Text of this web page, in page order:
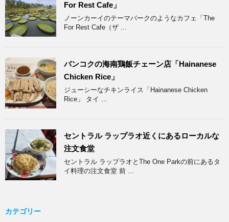
For Rest Cafe」
ノーンカーイのテーマパークのようなカフェ「The
For Rest Cafe（ザ ...
バンコクの海南鶏飯チェーン店「Hainanese
Chicken Rice」
ジューシーなチキンライス「Hainanese Chicken
Rice」 タイ ...
セントラル ラップラオ近くにあるローカルな
注文食堂
セントラル ラップラオとThe One Parkの前にあるタ
イ料理の注文食堂 前 ...
カテゴリー